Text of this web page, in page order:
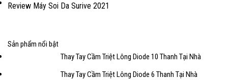
Review Máy Soi Da Surive 2021
Sản phẩm nổi bật
Thay Tay Cầm Triệt Lông Diode 10 Thanh Tại Nhà
Thay Tay Cầm Triệt Lông Diode 6 Thanh Tại Nhà